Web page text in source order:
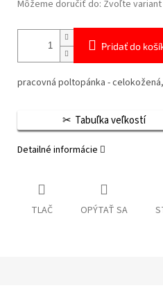
Môžeme doručiť do: Zvoľte variant
Pridať do
pracovná poltopánka - celokožená,
Tabuľka veľkostí
Detailné informácie
TLAČ OPÝTAŤ SA